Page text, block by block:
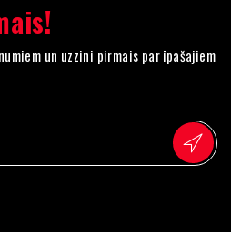
un uzzini pirmais par īpašajiem